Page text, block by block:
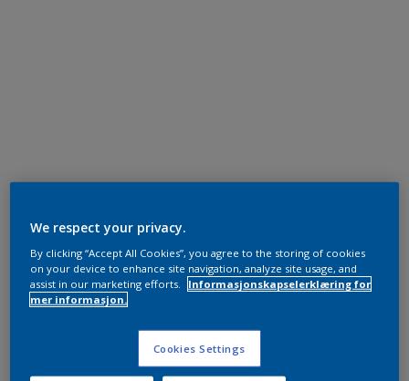
We respect your privacy.
By clicking “Accept All Cookies”, you agree to the storing of cookies
on your device to enhance site navigation, analyze site usage, and
assist in our marketing efforts.
Informasjonskapselerklæring for
mer informasjon.
Cookies Settings